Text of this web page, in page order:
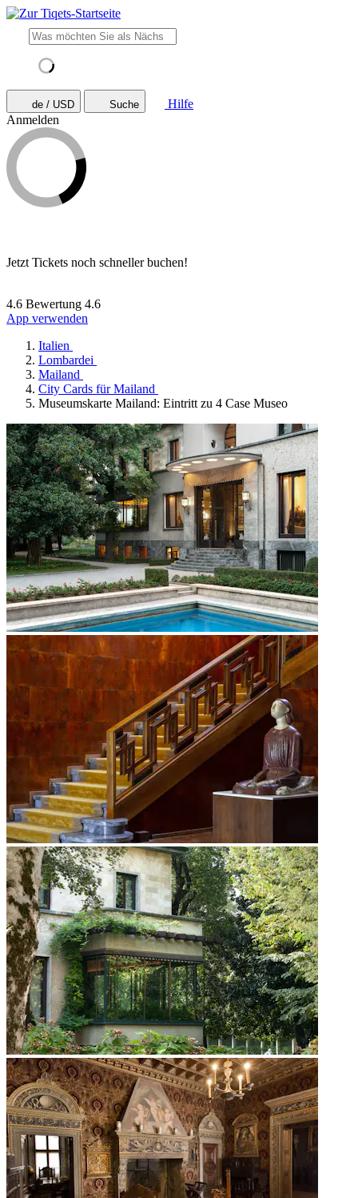
de / USD Suche
Hilfe
Anmelden
Jetzt Tickets noch schneller buchen!
4.6 Bewertung 4.6
App verwenden
Italien
Lombardei
Mailand
City Cards für Mailand
Museumskarte Mailand: Eintritt zu 4 Case Museo